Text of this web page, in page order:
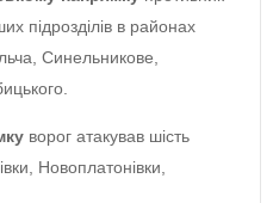
підрозділів в районах
Синельникове,
ворог атакував шість
Новоплатонівки,